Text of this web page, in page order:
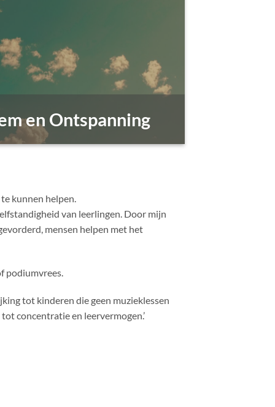
en Ontspanning
kunnen helpen.
van leerlingen. Door mijn
mensen helpen met het
podiumvrees.
tot kinderen die geen muzieklessen
concentratie en leervermogen.’